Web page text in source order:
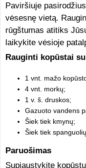
Paviršiuje
vėsesnę vietą.
rūgštumas atitiks
laikykite vėsioje
Rauginti kopūstai
1 vnt. mažo
4 vnt. morkų;
1 v. š. druskos;
Gazuoto vandens
Šiek tiek kmynų;
Šiek tiek spanguolių
Paruošimas
Supjaustykite